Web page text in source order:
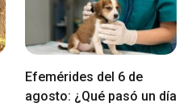
Efemérides del 6 de
agosto: ¿Qué pasó un día